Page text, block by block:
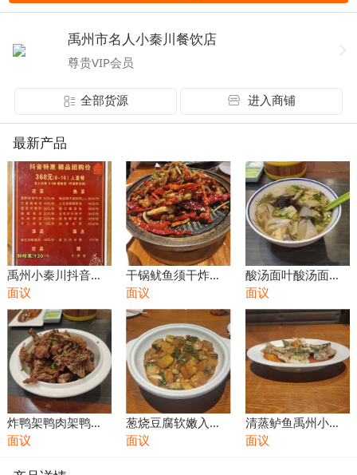
禹州市名人小秦川餐饮店
尊贵VIP会员
全部货源 进入商铺
最新产品
禹州小秦川抖音特
惠368元（8-10）
人套餐美食
面议
干锅鱿鱼须干炸鱿
鱼须红辣椒爆炒鱿
鱼须小秦川特色菜
系椒香
面议
酸汤面叶酸汤面葱
花面条主食特色美
食餐饮
面议
炸鸭架鸭肉架鸭肉
干炸鸭架特色美食
面议
葱烧豆腐软嫩入味
特色美食
面议
清蒸鲈鱼禹州小秦
川特色美食推荐饭
面议